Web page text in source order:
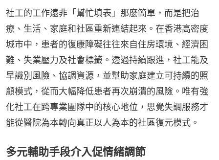
社工的工作遠非「幫忙填表」那麼簡單，而是把治
療、生活、家庭和社區重新連結起來。在香港高密度
城市中，患者的復康障礙往往來自住房環境、經濟困
難、失業壓力及社會標籤。透過持續跟進，社工能及
早識別風險、協調資源，並幫助家庭建立可持續的照
顧模式，從而大幅降低患者再次崩潰的風險。唯有強
化社工在跨專業團隊中的核心地位，思覺失調服務才
能從醫院為本轉向真正以人為本的社區復元模式。
多元輔助手段介入促情緒調節